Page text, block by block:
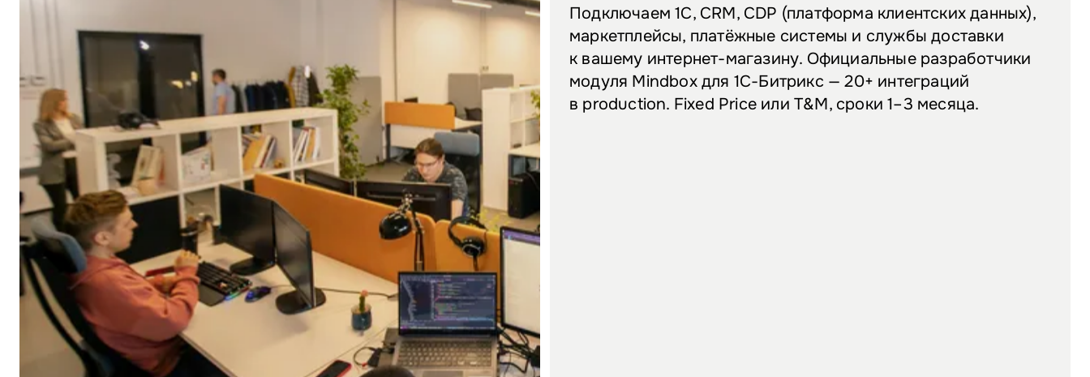
Подключаем 1С, CRM, CDP (платформа клиентских данных),
маркетплейсы, платёжные системы и службы доставки
к вашему интернет-магазину. Официальные разработчики
модуля Mindbox для 1С-Битрикс — 20+ интеграций
в production. Fixed Price или T&M, сроки 1–3 месяца.